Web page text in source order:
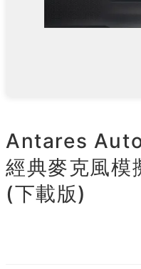
Antares
經典麥克風
(下載版)